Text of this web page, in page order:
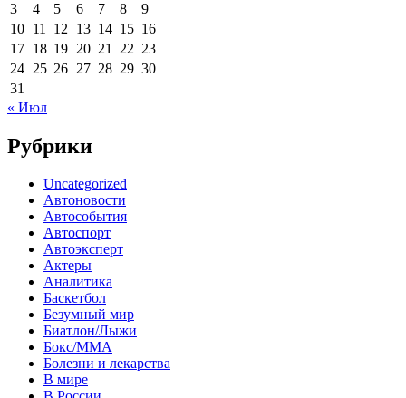
3
4 5 6 7 8
9
10 11 12 13 14 15 16
17 18 19 20 21 22 23
24 25 26 27 28 29 30
31
« Июл
Рубрики
Uncategorized
Автоновости
Автособытия
Автоспорт
Автоэксперт
Актеры
Аналитика
Баскетбол
Безумный мир
Биатлон/Лыжи
Бокс/MMA
Болезни и лекарства
В мире